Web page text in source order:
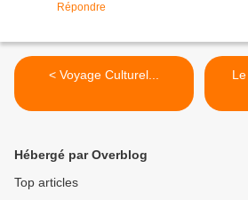
Répondre
< Voyage Culturel...
Hébergé par Overblog
Top articles